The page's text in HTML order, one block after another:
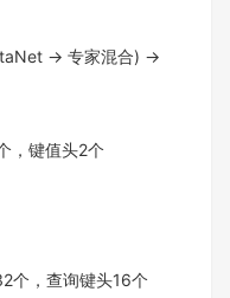
→ 专家混合) →
，键值头2个
个，查询键头16个